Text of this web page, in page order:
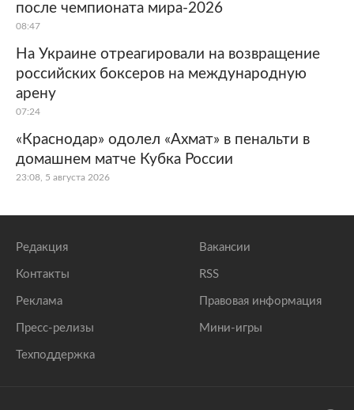
после чемпионата мира-2026
08:47
На Украине отреагировали на возвращение
российских боксеров на международную
арену
07:24
«Краснодар» одолел «Ахмат» в пенальти в
домашнем матче Кубка России
23:08, 5 августа 2026
Редакция
Контакты
Реклама
Пресс-релизы
Техподдержка
Вакансии
RSS
Правовая информация
Мини-игры